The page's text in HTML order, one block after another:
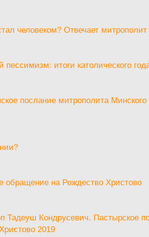
человеком? Отвечает
пессимизм: итоги католического
послание митрополита Минского
обращение на Рождество Христово
Тадеуш Кондрусевич. Пастырское
2019